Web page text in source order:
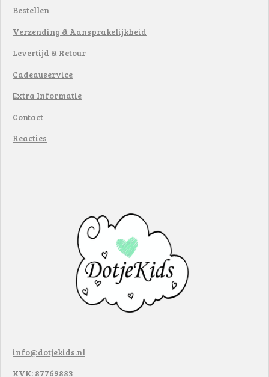
Bestellen
Verzending & Aansprakelijkheid
Levertijd & Retour
Cadeauservice
Extra Informatie
Contact
Reacties
info@dotjekids.nl
KVK: 87769883